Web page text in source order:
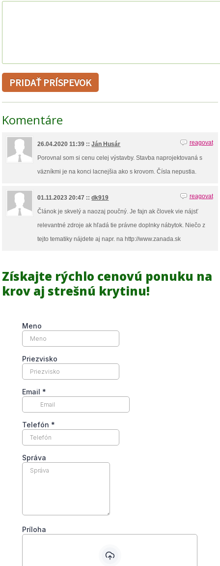
Komentáre
26.04.2020 11:39 ::Ján Husár
Porovnal som si cenu celej výstavby. Stavba naprojektovaná s
väzníkmi je na konci lacnejšia ako s krovom. Čísla nepustia.
reagovat
01.11.2023 20:47 ::dk919
Článok je skvelý a naozaj poučný. Je fajn ak človek vie nájsť
relevantné zdroje ak hľadá tie právne doplnky nábytok. Niečo z
tejto tematiky nájdete aj napr. na http://www.zanada.sk
reagovat
Získajte rýchlo cenovú ponuku na
krov aj strešnú krytinu!